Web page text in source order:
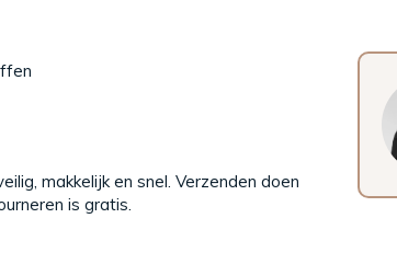
makkelijk en snel. Verzenden doen
is gratis.